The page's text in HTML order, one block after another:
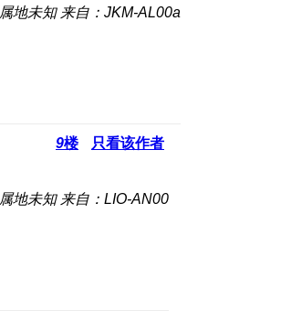
属地未知 来自：JKM-AL00a
9楼 只看该作者
属地未知 来自：LIO-AN00